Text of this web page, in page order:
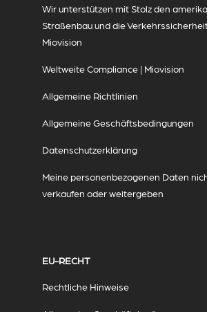
Wir unterstützen mit Stolz den
Straßenbau und die
Miovision
Weltweite Compliance | Miovision
Allgemeine Richtlinien
Allgemeine Geschäftsbedingungen
Datenschutzerklärung
Meine personenbezogenen Daten
verkaufen oder weitergeben
EU-RECHT
Rechtliche Hinweise